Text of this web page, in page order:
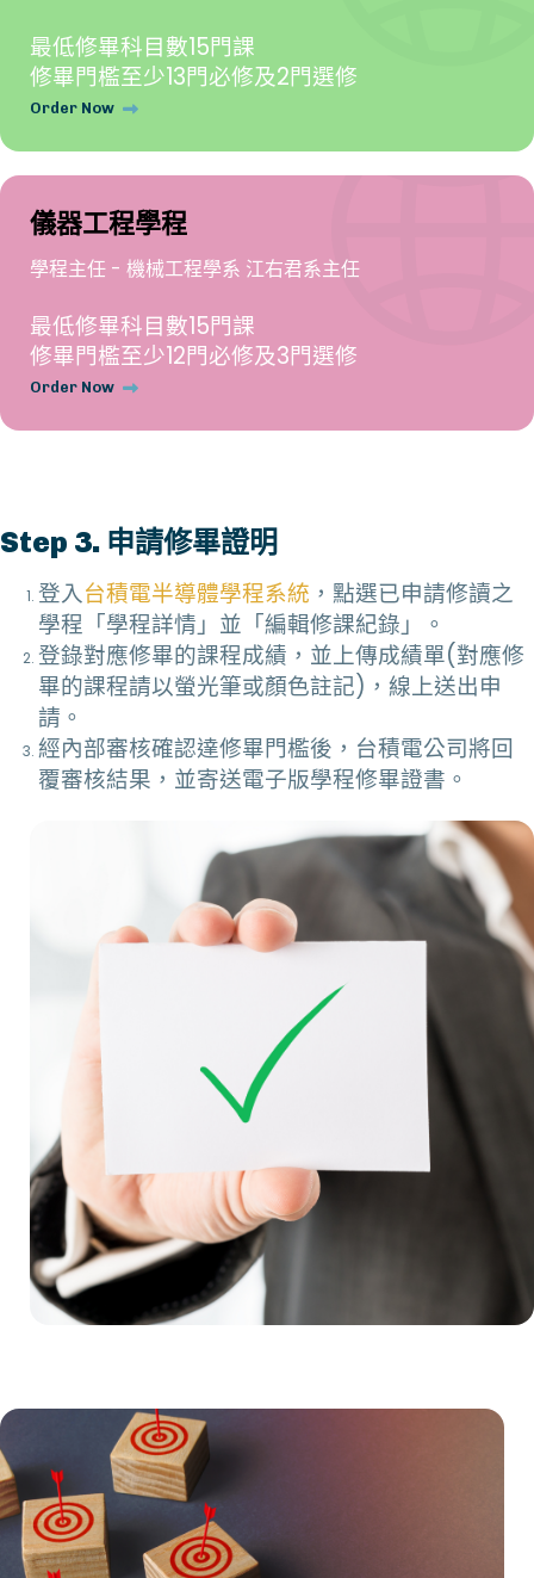
最低修畢科目數15門課
修畢門檻至少13門必修及2門選修
Order Now
儀器工程學程
學程主任 - 機械工程學系 江右君系主任
最低修畢科目數15門課
修畢門檻至少12門必修及3門選修
Order Now
Step 3. 申請修畢證明
登入台積電半導體學程系統 ，點選已申請修讀之
學程「學程詳情」並「編輯修課紀錄」。
登錄對應修畢的課程成績，並上傳成績單(對應修
畢的課程請以螢光筆或顏色註記)，線上送出申
請。
經內部審核確認達修畢門檻後，台積電公司將回
覆審核結果，並寄送電子版學程修畢證書。